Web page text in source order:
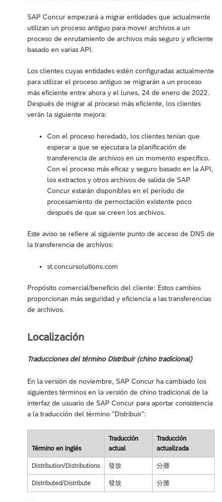
SAP Concur empezará a migrar entidades que actualmente
utilizan un proceso antiguo para mover archivos a un
proceso de enrutamiento de archivos más seguro y eficiente
basado en varias API.
Los clientes cuyas entidades estén configuradas actualmente
para utilizar el proceso antiguo se migrarán a un proceso
más eficiente entre ahora y el lunes, 24 de enero de 2022.
Después de migrar al proceso más eficiente, los clientes
verán la siguiente mejora:
Con el proceso heredado, los clientes tenían que
esperar a que se ejecutara la planificación de
transferencia de archivos en un momento específico.
Con el proceso más eficaz y seguro basado en la API,
los extractos y otros archivos de salida de SAP
Concur estarán disponibles en el período de
procesamiento de pernoctación existente poco
después de que se creen los archivos.
Este aviso se refiere al siguiente punto de acceso de DNS de
la transferencia de archivos:
st.concursolutions.com
Propósito comercial/beneficio del cliente: Estos cambios
proporcionan más seguridad y eficiencia a las transferencias
de archivos.
Localización
Traducciones del término Distribuir (chino tradicional)
En la versión de noviembre, SAP Concur ha cambiado los
siguientes términos en la versión de chino tradicional de la
interfaz de usuario de SAP Concur para aportar consistencia
a la traducción del término "Distribuir":
Término en inglés
Traducción
actual
Traducción
actualizada
Distribution/Distributions 發放 分攤
Distributed/Distribute 發放 分攤